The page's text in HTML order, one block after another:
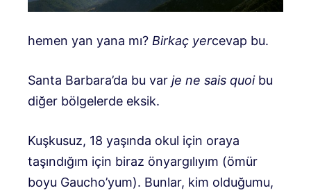
hemen yan yana mı? Birkaç yercevap bu.
Santa Barbara’da bu var je ne sais quoibu
diğer bölgelerde eksik.
Kuşkusuz, 18 yaşında okul için oraya
taşındığım için biraz önyargılıyım (ömür
boyu Gaucho’yum). Bunlar, kim olduğumu,